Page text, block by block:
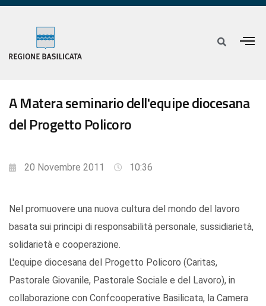
A Matera seminario dell'equipe diocesana
del Progetto Policoro
20 Novembre 2011 10:36
Nel promuovere una nuova cultura del mondo del lavoro
basata sui principi di responsabilità personale, sussidiarietà,
solidarietà e cooperazione.
L'equipe diocesana del Progetto Policoro (Caritas,
Pastorale Giovanile, Pastorale Sociale e del Lavoro), in
collaborazione con Confcooperative Basilicata, la Camera